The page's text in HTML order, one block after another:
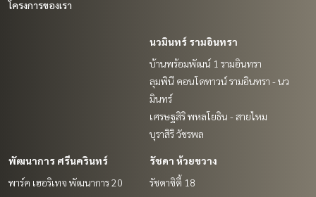
โครงการของเรา
นวมินทร์ รามอินทรา
บ้านพร้อมพัฒน์ 1 รามอินทรา
ลุมพินี คอนโดทาวน์ รามอินทรา - นว
มินทร์
เศรษฐสิริ พหลโยธิน - สายไหม
บุราสิริ วัชรพล
พัฒนาการ ศรีนครินทร์
พาร์ค เฮอริเทจ พัฒนาการ 20
รัชดา ห้วยขวาง
รัชดาซิตี้ 18